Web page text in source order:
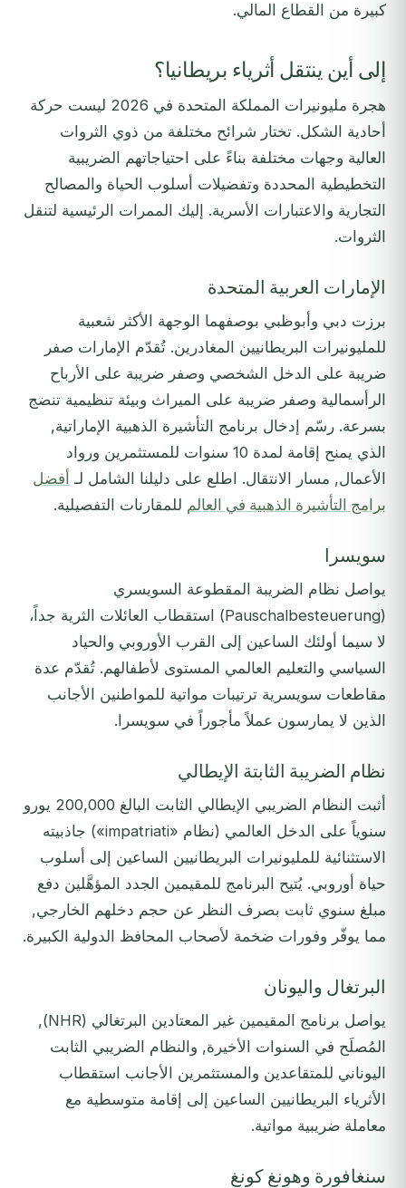
كبيرة من القطاع المالي.
إلى أين ينتقل أثرياء بريطانيا؟
هجرة مليونيرات المملكة المتحدة في 2026 ليست حركة
أحادية الشكل. تختار شرائح مختلفة من ذوي الثروات
العالية وجهات مختلفة بناءً على احتياجاتهم الضريبية
التخطيطية المحددة وتفضيلات أسلوب الحياة والمصالح
التجارية والاعتبارات الأسرية. إليك الممرات الرئيسية لتنقل
الثروات.
الإمارات العربية المتحدة
برزت دبي وأبوظبي بوصفهما الوجهة الأكثر شعبية
للمليونيرات البريطانيين المغادرين. تُقدّم الإمارات صفر
ضريبة على الدخل الشخصي وصفر ضريبة على الأرباح
الرأسمالية وصفر ضريبة على الميراث وبيئة تنظيمية تنضج
بسرعة. رسّم إدخال برنامج التأشيرة الذهبية الإماراتية,
الذي يمنح إقامة لمدة 10 سنوات للمستثمرين ورواد
الأعمال, مسار الانتقال. اطلع على دليلنا الشامل لـ أفضل
برامج التأشيرة الذهبية في العالم للمقارنات التفصيلية.
سويسرا
يواصل نظام الضريبة المقطوعة السويسري
(Pauschalbesteuerung) استقطاب العائلات الثرية جداً،
لا سيما أولئك الساعين إلى القرب الأوروبي والحياد
السياسي والتعليم العالمي المستوى لأطفالهم. تُقدّم عدة
مقاطعات سويسرية ترتيبات مواتية للمواطنين الأجانب
الذين لا يمارسون عملاً مأجوراً في سويسرا.
نظام الضريبة الثابتة الإيطالي
أثبت النظام الضريبي الإيطالي الثابت البالغ 200,000 يورو
سنوياً على الدخل العالمي (نظام «impatriati») جاذبيته
الاستثنائية للمليونيرات البريطانيين الساعين إلى أسلوب
حياة أوروبي. يُتيح البرنامج للمقيمين الجدد المؤهَّلين دفع
مبلغ سنوي ثابت بصرف النظر عن حجم دخلهم الخارجي,
مما يوفّر وفورات ضخمة لأصحاب المحافظ الدولية الكبيرة.
البرتغال واليونان
يواصل برنامج المقيمين غير المعتادين البرتغالي (NHR),
المُصلَح في السنوات الأخيرة, والنظام الضريبي الثابت
اليوناني للمتقاعدين والمستثمرين الأجانب استقطاب
الأثرياء البريطانيين الساعين إلى إقامة متوسطية مع
معاملة ضريبية مواتية.
سنغافورة وهونغ كونغ